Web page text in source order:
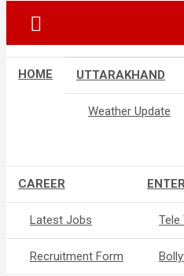
HOME UTTARAKHAND
Weather Update
CAREER
Latest Jobs
Recruitment Form
Tele